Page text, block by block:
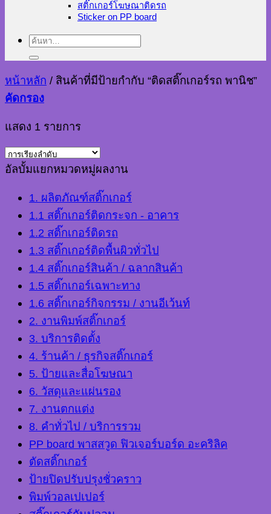
สติ๊กเกอร์โฆษณาติดรถ
Sticker on PP board
ค้นหา:
หน้าหลัก / สินค้าที่มีป้ายกำกับ “ติดสติ๊กเกอร์รถ พานิช”
คัดกรอง
แสดง 1 รายการ
อัลบั้มแยกหมวดหมู่ผลงาน
1. ผลิตภัณฑ์สติ๊กเกอร์
1.1 สติ๊กเกอร์ติดกระจก - อาคาร
1.2 สติ๊กเกอร์ติดรถ
1.3 สติ๊กเกอร์ติดพื้นผิวทั่วไป
1.4 สติ๊กเกอร์สินค้า / ฉลากสินค้า
1.5 สติ๊กเกอร์เฉพาะทาง
1.6 สติ๊กเกอร์กิจกรรม / งานอีเว้นท์
2. งานพิมพ์สติ๊กเกอร์
3. บริการติดตั้ง
4. ร้านค้า / ธุรกิจสติ๊กเกอร์
5. ป้ายและสื่อโฆษณา
6. วัสดุและแผ่นรอง
7. งานตกแต่ง
8. คำทั่วไป / บริการรวม
PP board พาสสวูด ฟิวเจอร์บอร์ด อะคริลิค
ตัดสติ๊กเกอร์
ป้ายปิดปรับปรุงชั่วคราว
พิมพ์วอลเปเปอร์